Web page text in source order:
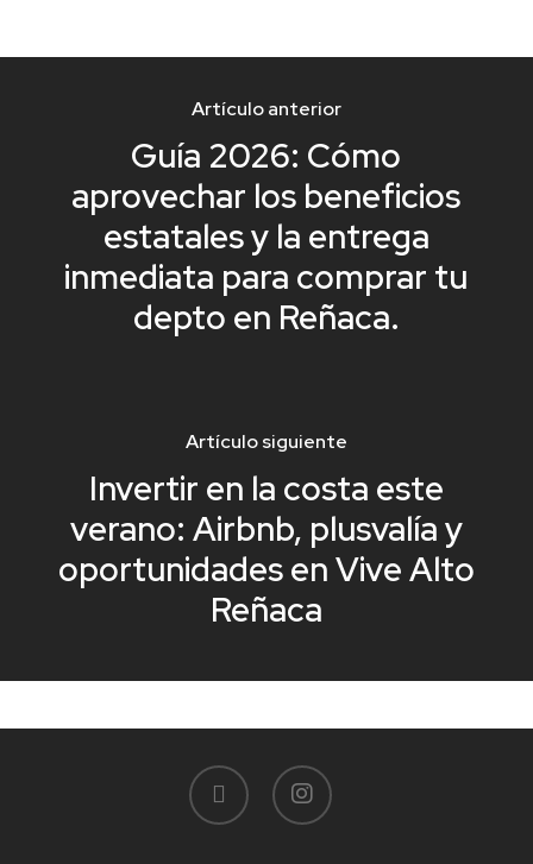
Artículo anterior
Guía 2026: Cómo
aprovechar los beneficios
estatales y la entrega
inmediata para comprar tu
depto en Reñaca.
Artículo siguiente
Invertir en la costa este
verano: Airbnb, plusvalía y
oportunidades en Vive Alto
Reñaca
facebook instagram